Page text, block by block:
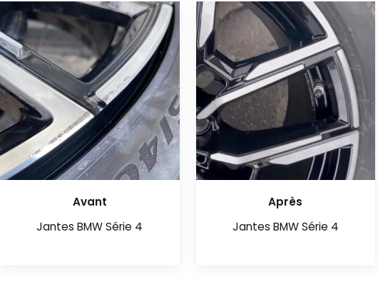
Avant
Jantes BMW Série 4
Après
Jantes BMW Série 4